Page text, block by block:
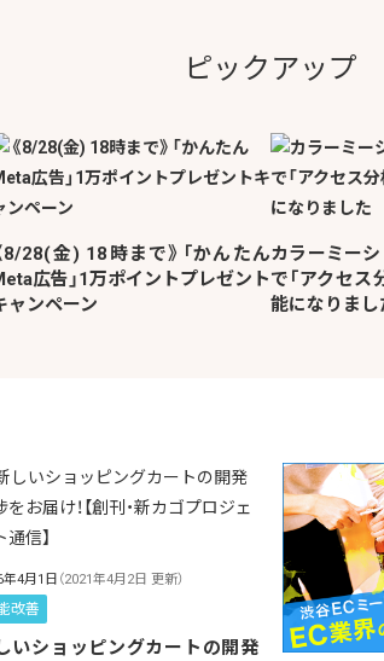
ピックアップ
8/28(金) 18時まで》「かんたん
広告」1万ポイントプレゼント
ャンペーン
カラーミー
で「アクセス
能になりまし
年4月1日 （2021年4月2日 更新）
改善
いショッピングカートの開発